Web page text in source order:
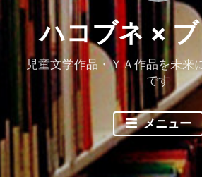
ハコブネ ×
児童文学作品・ＹＡ作品を未来
です
メニュー